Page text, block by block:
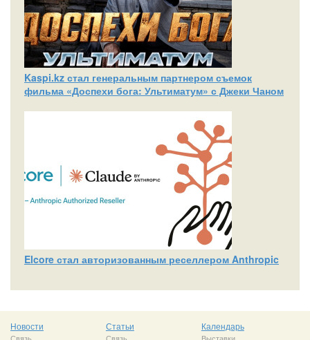
Kaspi.kz стал генеральным партнером съемок
фильма «Доспехи бога: Ультиматум» с Джеки Чаном
Elcore стал авторизованным реселлером Anthropic
Новости Статьи Календарь